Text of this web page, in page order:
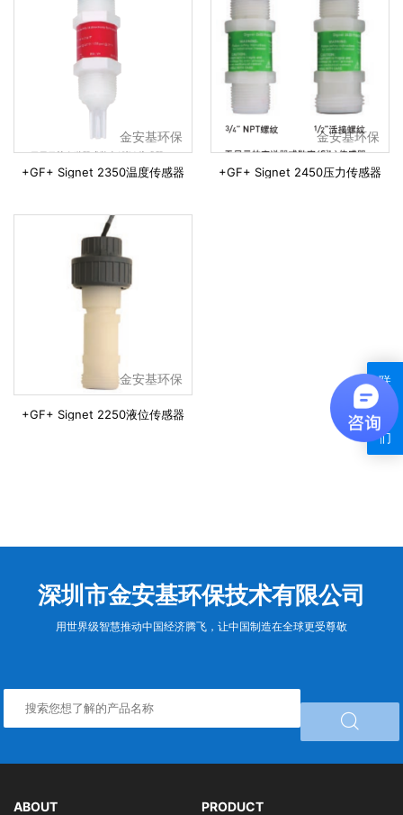
金安基环保
+GF+ Signet 2350温度传感器
金安基环保
+GF+ Signet 2450压力传感器
金安基环保
+GF+ Signet 2250液位传感器
深圳市金安基环保技术有限公司
用世界级智慧推动中国经济腾飞，让中国制造在全球更受尊敬

ABOUT PRODUCT
联
我
们